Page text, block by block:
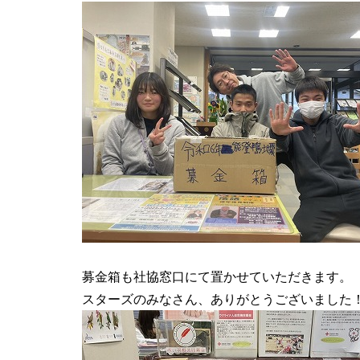
募金箱も社協窓口にて置かせていただきます。
スターズのみなさん、ありがとうございました